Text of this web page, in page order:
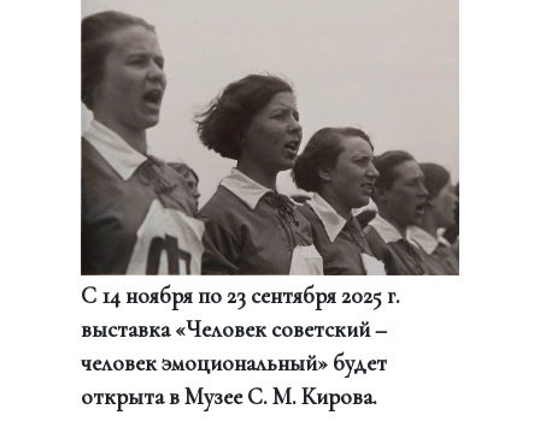
C 14 ноября по 23 сентября 2025 г.
выставка «Человек советский –
человек эмоциональный» будет
открыта в Музее С. М. Кирова.